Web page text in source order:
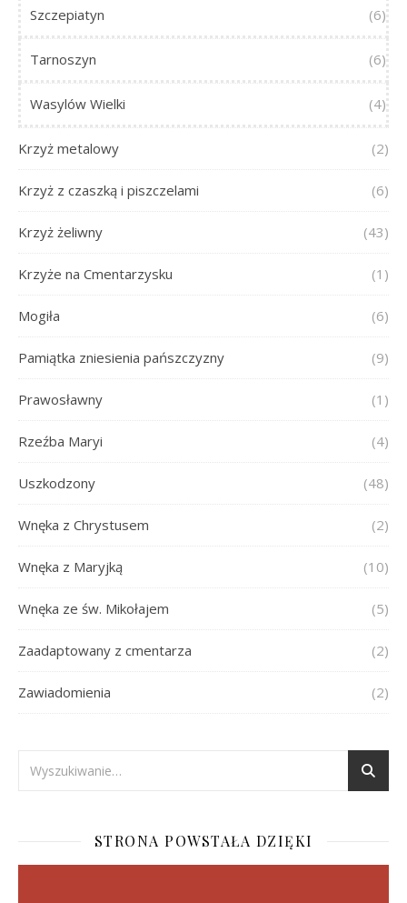
Szczepiatyn (6)
Tarnoszyn (6)
Wasylów Wielki (4)
Krzyż metalowy (2)
Krzyż z czaszką i piszczelami (6)
Krzyż żeliwny (43)
Krzyże na Cmentarzysku (1)
Mogiła (6)
Pamiątka zniesienia pańszczyzny (9)
Prawosławny (1)
Rzeźba Maryi (4)
Uszkodzony (48)
Wnęka z Chrystusem (2)
Wnęka z Maryjką (10)
Wnęka ze św. Mikołajem (5)
Zaadaptowany z cmentarza (2)
Zawiadomienia (2)
STRONA POWSTAŁA DZIĘKI